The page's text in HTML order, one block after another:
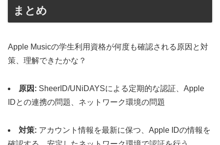
まとめ
Apple Musicの学生利用資格が何度も確認される原因と対
策、理解できたかな？
原因: SheerID/UNiDAYSによる定期的な認証、Apple
IDとの連携の問題、ネットワーク環境の問題
対策: アカウント情報を最新に保つ、Apple IDの情報を